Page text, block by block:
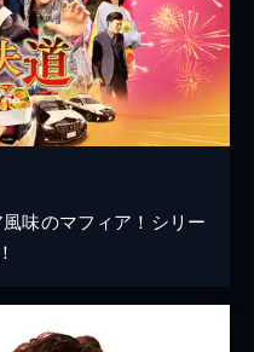
味のマフィア！シリー